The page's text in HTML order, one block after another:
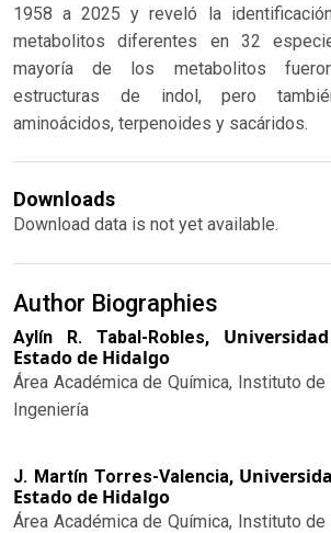
1958 a 2025 y reveló la
metabolitos diferentes en 32
mayoría de los metabolitos
estructuras de indol, pero
aminoácidos, terpenoides y sacáridos.
Downloads
Download data is not yet available.
Author Biographies
Aylín R. Tabal-Robles,
Estado de Hidalgo
Área Académica de Química, Instituto
Ingeniería
J. Martín Torres-Valencia,
Estado de Hidalgo
Área Académica de Química, Instituto